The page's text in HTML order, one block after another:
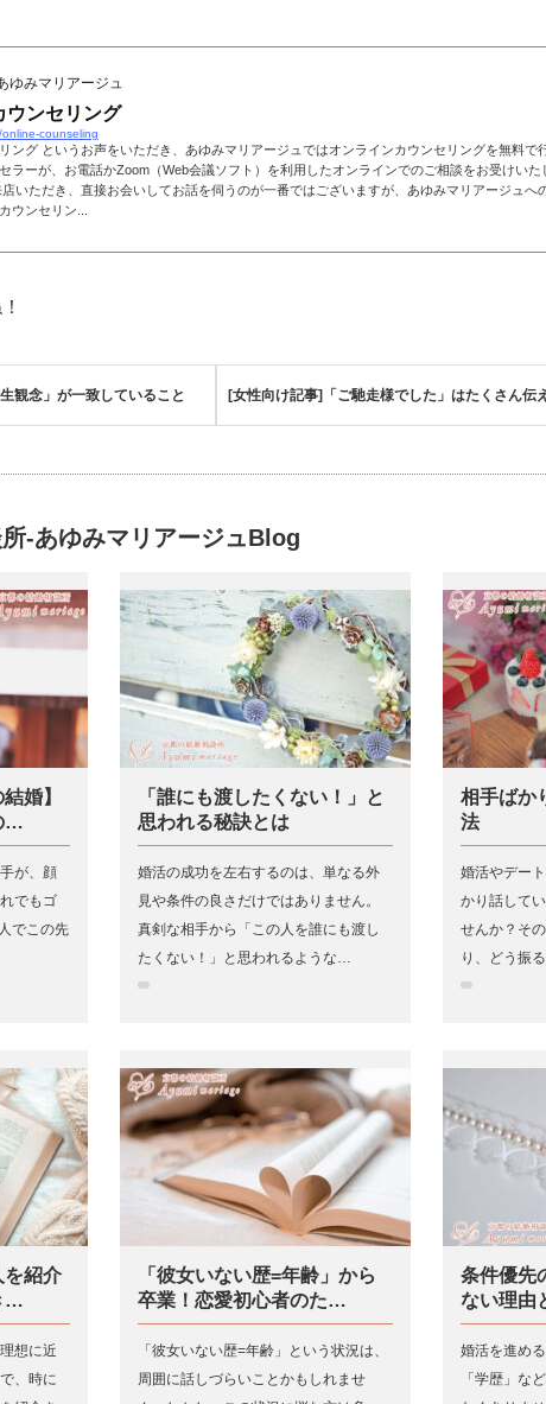
ゆみマリアージュ
ウンセリング
counseling
ング というお声をいただき、あゆみマリアージュではオンラインカウンセリングを無料で
ラーが、お電話かZoom（Web会議ソフト）を利用したオンラインでのご相談をお受けい
いただき、直接お会いしてお話を伺うのが一番ではございますが、あゆみマリアージュへ
ウンセリン...
観念」が一致していること [女性向け記事]「ご馳走様でした」はたくさん伝
-あゆみマリアージュBlog
婚】
…
が、顔
でもゴ
でこの先
「誰にも渡したくない！」と
思われる秘訣とは
婚活の成功を左右するのは、単なる外
見や条件の良さだけではありません。
真剣な相手から「この人を誰にも渡し
たくない！」と思われるような…
相手ばか
法
婚活やデー
かり話して
せんか？そ
り、どう振
を紹介
…
想に近
、時に
「彼女いない歴=年齢」から
卒業！恋愛初心者のた…
「彼女いない歴=年齢」という状況は、
周囲に話しづらいことかもしれませ
条件優先
ない理由
婚活を進め
「学歴」な